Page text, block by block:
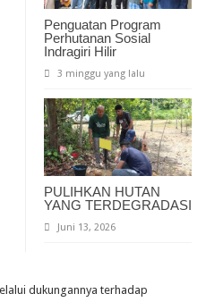
Penguatan Program
Perhutanan Sosial
Indragiri Hilir
3 minggu yang lalu
PULIHKAN HUTAN
YANG TERDEGRADASI
Juni 13, 2026
dukungannya terhadap